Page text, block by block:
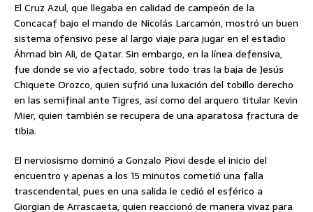
El Cruz Azul, que llegaba en calidad de campeón de la
Concacaf bajo el mando de Nicolás Larcamón, mostró un buen
sistema ofensivo pese al largo viaje para jugar en el estadio
Áhmad bin Ali, de Qatar. Sin embargo, en la línea defensiva,
fue donde se vio afectado, sobre todo tras la baja de Jesús
Chiquete Orozco, quien sufrió una luxación del tobillo derecho
en las semifinal ante Tigres, así como del arquero titular Kevin
Mier, quien también se recupera de una aparatosa fractura de
tibia.
El nerviosismo dominó a Gonzalo Piovi desde el inicio del
encuentro y apenas a los 15 minutos cometió una falla
trascendental, pues en una salida le cedió el esférico a
Giorgian de Arrascaeta, quien reaccionó de manera vivaz para